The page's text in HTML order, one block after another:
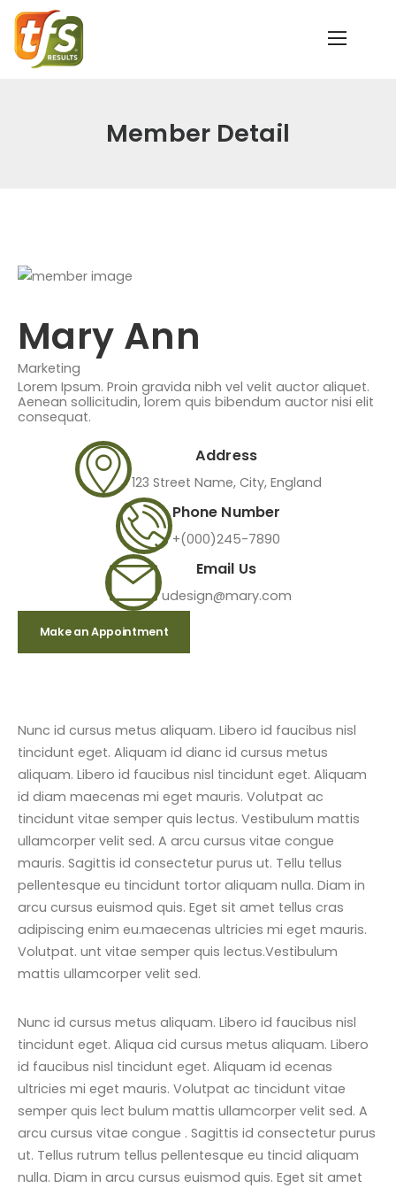
Member Detail
Mary Ann
Marketing
Lorem Ipsum. Proin gravida nibh vel velit auctor aliquet.
Aenean sollicitudin, lorem quis bibendum auctor nisi elit
consequat.
Address
123 Street Name, City, England
Phone Number
+(000)245-7890
Email Us
udesign@mary.com
Make an Appointment
Nunc id cursus metus aliquam. Libero id faucibus nisl
tincidunt eget. Aliquam id dianc id cursus metus
aliquam. Libero id faucibus nisl tincidunt eget. Aliquam
id diam maecenas mi eget mauris. Volutpat ac
tincidunt vitae semper quis lectus. Vestibulum mattis
ullamcorper velit sed. A arcu cursus vitae congue
mauris. Sagittis id consectetur purus ut. Tellu tellus
pellentesque eu tincidunt tortor aliquam nulla. Diam in
arcu cursus euismod quis. Eget sit amet tellus cras
adipiscing enim eu.maecenas ultricies mi eget mauris.
Volutpat. unt vitae semper quis lectus.Vestibulum
mattis ullamcorper velit sed.
Nunc id cursus metus aliquam. Libero id faucibus nisl
tincidunt eget. Aliqua cid cursus metus aliquam. Libero
id faucibus nisl tincidunt eget. Aliquam id ecenas
ultricies mi eget mauris. Volutpat ac tincidunt vitae
semper quis lect bulum mattis ullamcorper velit sed. A
arcu cursus vitae congue . Sagittis id consectetur purus
ut. Tellus rutrum tellus pellentesque eu tincid aliquam
nulla. Diam in arcu cursus euismod quis. Eget sit amet